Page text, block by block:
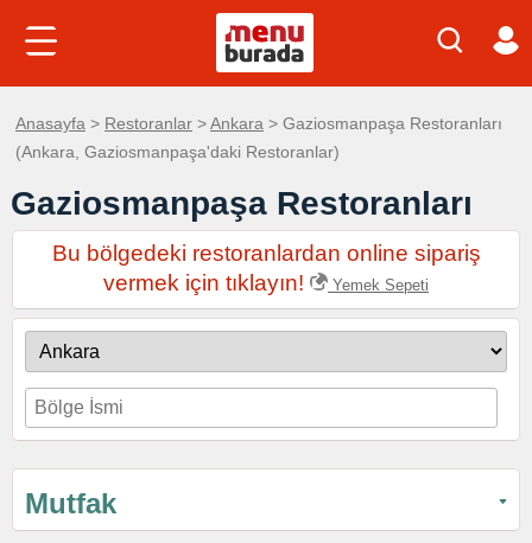
Anasayfa > Restoranlar >Ankara > Gaziosmanpaşa Restoranları
(Ankara, Gaziosmanpaşa'daki Restoranlar)
Gaziosmanpaşa Restoranları
Bu bölgedeki restoranlardan online sipariş
vermek için tıklayın!
Yemek Sepeti
Mutfak